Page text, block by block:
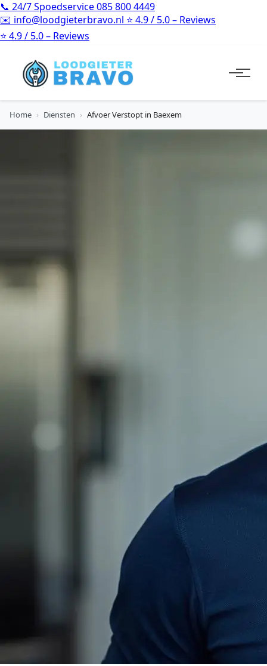
📞 24/7 Spoedservice085 800 4449
✉️ info@loodgieterbravo.nl ⭐ 4.9 / 5.0 – Reviews
⭐ 4.9 / 5.0 – Reviews
Home › Diensten › Afvoer Verstopt in Baexem